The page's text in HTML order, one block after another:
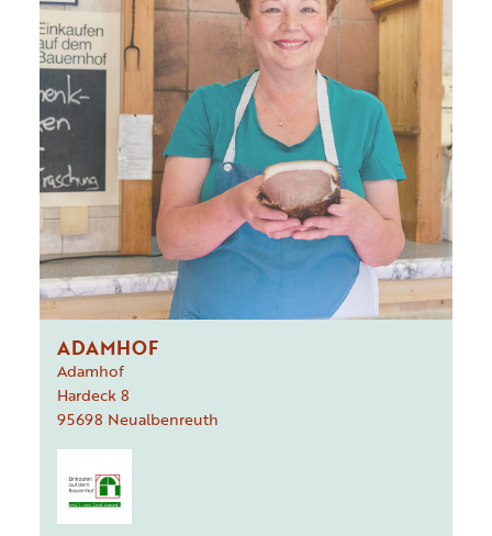
ADAMHOF
Adamhof
Hardeck8
95698 Neualbenreuth